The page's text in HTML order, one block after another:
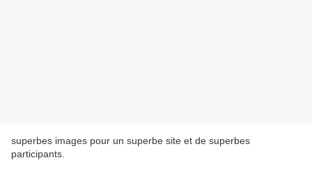
superbes images pour un superbe site et de superbes
participants.